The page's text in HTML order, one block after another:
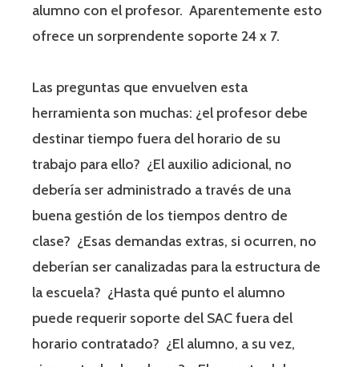
alumno con el profesor. Aparentemente esto
ofrece un sorprendente soporte 24 x 7.
Las preguntas que envuelven esta
herramienta son muchas: ¿el profesor debe
destinar tiempo fuera del horario de su
trabajo para ello? ¿El auxilio adicional, no
debería ser administrado a través de una
buena gestión de los tiempos dentro de
clase? ¿Esas demandas extras, si ocurren, no
deberían ser canalizadas para la estructura de
la escuela? ¿Hasta qué punto el alumno
puede requerir soporte del SAC fuera del
horario contratado? ¿El alumno, a su vez,